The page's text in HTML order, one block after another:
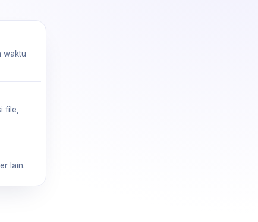
waktu
file,
lain.